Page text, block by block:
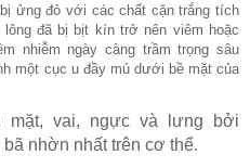
ửng đỏ với các chất cặn trắng tích
đã bị bịt kín trở nên viêm hoặc
nhiễm ngày càng trầm trọng sâu
một cục u đầy mủ dưới bề mặt của
mặt, vai, ngực và lưng bởi
nhờn nhất trên cơ thể.